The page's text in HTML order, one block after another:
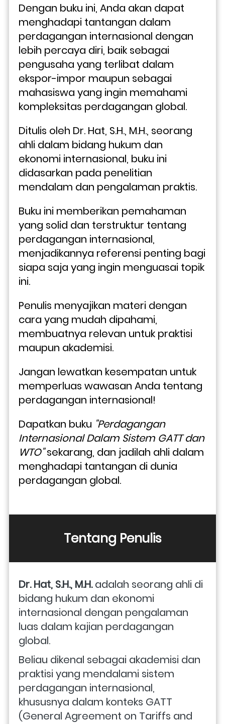
Dengan buku ini, Anda akan dapat
menghadapi tantangan dalam
perdagangan internasional dengan
lebih percaya diri, baik sebagai
pengusaha yang terlibat dalam
ekspor-impor maupun sebagai
mahasiswa yang ingin memahami
kompleksitas perdagangan global.
Ditulis oleh Dr. Hat, S.H., M.H., seorang
ahli dalam bidang hukum dan
ekonomi internasional, buku ini
didasarkan pada penelitian
mendalam dan pengalaman praktis.
Buku ini memberikan pemahaman
yang solid dan terstruktur tentang
perdagangan internasional,
menjadikannya referensi penting bagi
siapa saja yang ingin menguasai topik
ini.
Penulis menyajikan materi dengan
cara yang mudah dipahami,
membuatnya relevan untuk praktisi
maupun akademisi.
Jangan lewatkan kesempatan untuk
memperluas wawasan Anda tentang
perdagangan internasional!
Dapatkan buku "Perdagangan
Internasional Dalam Sistem GATT dan
WTO" sekarang, dan jadilah ahli dalam
menghadapi tantangan di dunia
perdagangan global.
Tentang Penulis
Dr. Hat, S.H., M.H. adalah seorang ahli di
bidang hukum dan ekonomi
internasional dengan pengalaman
luas dalam kajian perdagangan
global.
Beliau dikenal sebagai akademisi dan
praktisi yang mendalami sistem
perdagangan internasional,
khususnya dalam konteks GATT
(General Agreement on Tariffs and